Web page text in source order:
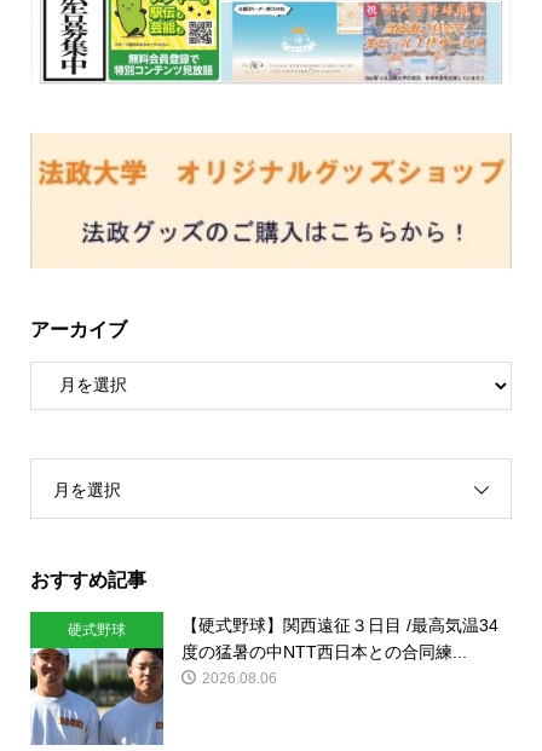
アーカイブ
月を選択
おすすめ記事
硬式野球
【硬式野球】関西遠征３日目 /最高気温34
度の猛暑の中NTT西日本との合同練...
2026.08.06